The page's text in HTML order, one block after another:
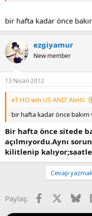
bir hafta kadar önce
ezgiyamur
New member
13 Nisan 2012
eT HO win US AND' Alıntı:
bir hafta kadar önce
Bir hafta önce sitede
açılmıyordu.Aynı
kilitlenip
Cevap
Paylaş: Facebook
X